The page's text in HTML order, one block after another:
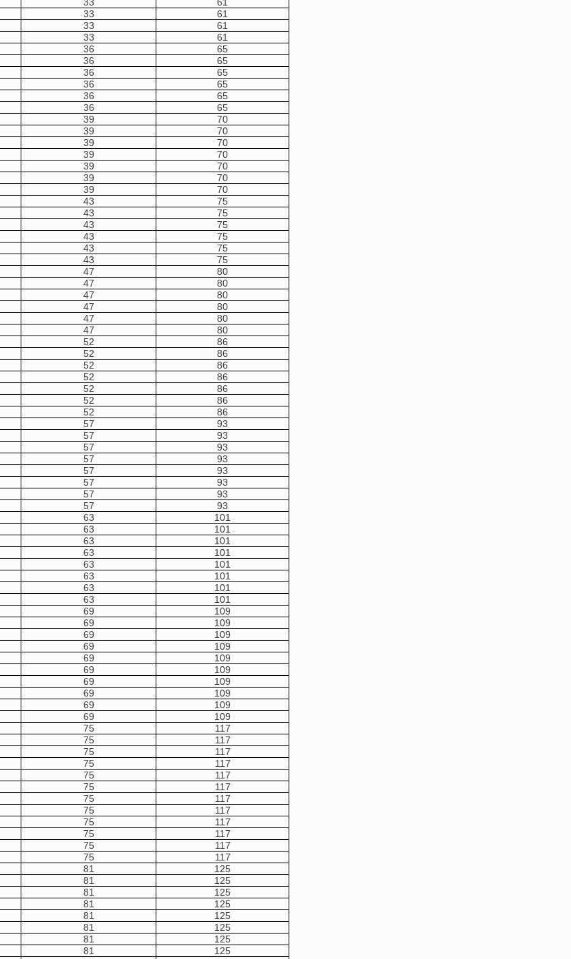
33
61
33
61
33
61
36
65
36
65
36
65
36
65
36
65
36
65
39
70
39
70
39
70
39
70
39
70
39
70
39
70
43
75
43
75
43
75
43
75
43
75
43
75
47
80
47
80
47
80
47
80
47
80
47
80
52
86
52
86
52
86
52
86
52
86
52
86
52
86
57
93
57
93
57
93
57
93
57
93
57
93
57
93
57
93
63
101
63
101
63
101
63
101
63
101
63
101
63
101
63
101
69
109
69
109
69
109
69
109
69
109
69
109
69
109
69
109
69
109
69
109
75
117
75
117
75
117
75
117
75
117
75
117
75
117
75
117
75
117
75
117
75
117
75
117
81
125
81
125
81
125
81
125
81
125
81
125
81
125
81
125